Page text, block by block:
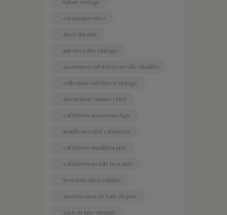
laiton vintage
céramique rétro
déco durable
miroirs rotin vintage
anciennes cafetières en tôle émaillée
collection cafetières vintage
décoration cuisine rétro
cafetières anciennes Japy
motifs en relief cafetières
cafetières émaillées prix
cafetières en tôle brocante
brocante déco cuisine
anciens sacs en toile de jute
sacs en jute vintage